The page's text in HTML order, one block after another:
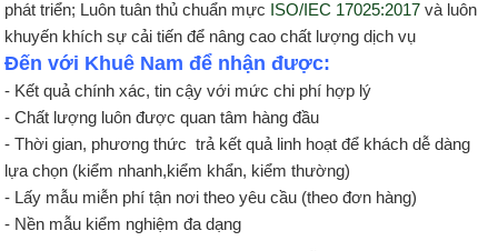
phát triển; Luôn tuân thủ chuẩn mực
ISO/IEC 17025:2017 và luôn
khuyến khích sự cải tiến để nâng cao chất lượng dịch vụ
Đến với Khuê Nam để nhận được:
- Kết quả chính xác, tin cậy với mức chi phí hợp lý
- Chất lượng luôn được quan tâm hàng đầu
- Thời gian, phương thức trả kết quả linh hoạt để khách dễ dàng
lựa chọn (kiểm nhanh,kiểm khẩn, kiểm thường)
- Lấy mẫu miễn phí tận nơi theo yêu cầu (theo đơn hàng)
- Nền mẫu kiểm nghiệm đa dạng